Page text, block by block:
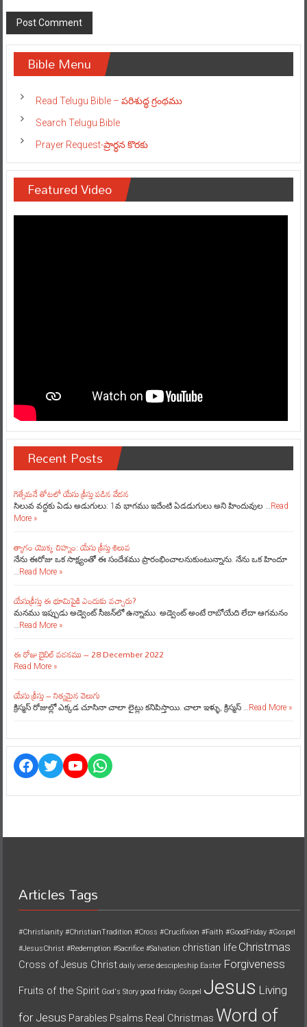
Bible Menu
Read Telugu Bible – పరిశుద్ధ గ్రంథము
Search Telugu Bible
Prayer Request-ప్రార్ధన కొరకు
Featured Video
Recent Posts
గెత్సేమనే తోటలో యేసు క్రీస్తు పడిన వేదన
సిలువ వద్దకు ఏడు అడుగులు: 1వ భాగము ఇదేంటి ఏడడుగులు అని హిందువుల …Read
More »
త్యాగం యొక్క చిహ్నం: యేసు క్రీస్తు శిలువ
నేను ఈరోజు ఒక సాక్ష్యంతో ఈ సందేశము ప్రారంభించాలనుకుంటున్నాను. నేను ఒక హిందూ
…Read More »
యేసుక్రీస్తు ఈ భూమిపైకి ఎందుకు వచ్చారు?
మనము ఇప్పుడు అడ్వెంట్ సీజన్‌లో ఉన్నాము. అడ్వెంట్ అంటే రాబోయేది లేదా ఆగమనం
…Read More »
ఈ రోజు బైబిల్ వచనము – 28 December 2022
Read More »
యేసు క్రీస్తు – నిత్యమైన వెలుగు
క్రిస్మస్ రోజుల్లో ఎక్కడ చూసినా చాలా లైట్లు కనిపిస్తాయి. చాలా ఇళ్ళు, క్రిస్మస్ …Read More »
Facebook
TwitterYouTube
WhatsApp
Articles Tags
#Christianity #ChristianTradition #Cross #Crucifixion #Faith #GoodFriday #Gospel
#JesusChrist #Redemption #Sacrifice #Salvation christian life Christmas
Cross of Jesus Christ daily verse descipleship Easter Forgiveness
Fruits of the Spirit God's Story good friday Gospel Jesus Living
for Jesus Parables Psalms Real Christmas Word of